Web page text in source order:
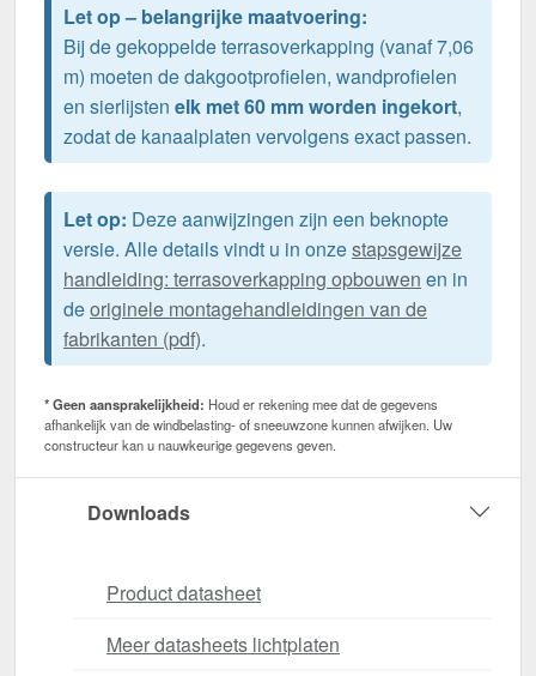
Let op – belangrijke maatvoering:
Bij de gekoppelde terrasoverkapping (vanaf 7,06
m) moeten de dakgootprofielen, wandprofielen
en sierlijsten elk met 60 mm worden ingekort,
zodat de kanaalplaten vervolgens exact passen.
Let op: Deze aanwijzingen zijn een beknopte
versie. Alle details vindt u in onzestapsgewijze
handleiding: terrasoverkapping opbouwen en in
deoriginele montagehandleidingen van de
fabrikanten (pdf).
* Geen aansprakelijkheid: Houd er rekening mee dat de gegevens
afhankelijk van de windbelasting- of sneeuwzone kunnen afwijken. Uw
constructeur kan u nauwkeurige gegevens geven.
Downloads
Product datasheet
Meer datasheets lichtplaten